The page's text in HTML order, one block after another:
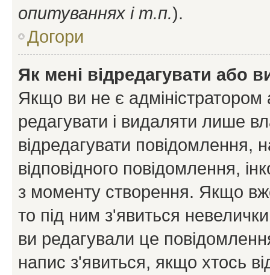
опитуваннях і т.п.).
Догори
Як мені відредагувати або
Якщо ви не є
редагувати і видаляти лише
відредагувати повідомлення,
відповідного повідомлення,
з моменту створення. Якщо
то під ним з'явиться
ви редагували це
напис з'явиться, якщо хтось